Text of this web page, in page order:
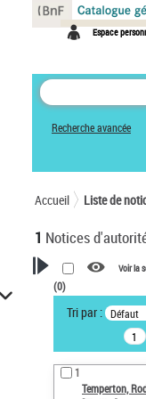
Espace
Recherche avancée
Accueil Liste de
1 Notices
VOTRE RECHERCHE
Recherche
notices d’autorité
Œuvres liées à
Temperton,
Voir la
(0)
Tri par : Défaut
1
Temperton,
Panneau de gestion des